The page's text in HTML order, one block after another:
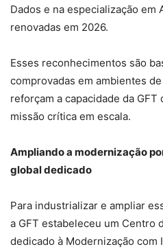
Dados e na especialização em
renovadas em 2026.
Esses reconhecimentos são
comprovadas em ambientes
reforçam a capacidade da
missão crítica em escala.
Ampliando a modernização
global dedicado
Para industrializar e ampliar
a GFT estabeleceu um Centro
dedicado à Modernização com